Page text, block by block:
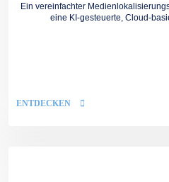
Ein vereinfachter
eine KI-gesteuerte, Cloud-
ENTDECKEN